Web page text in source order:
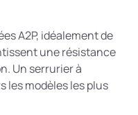
A2P, idéalement de
une résistance
Un serrurier à
les modèles les plus